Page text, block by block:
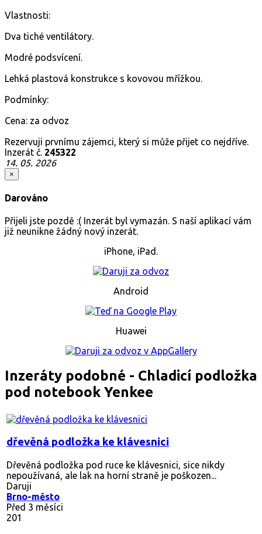
Vlastnosti:
Dva tiché ventilátory.
Modré podsvícení.
Lehká plastová konstrukce s kovovou mřížkou.
Podmínky:
Cena: za odvoz
Rezervuji prvnímu zájemci, který si může přijet co nejdříve.
Inzerát č. 245322
14. 05. 2026
×
Darováno
Přijeli jste pozdě :( Inzerát byl vymazán. S naší aplikací vám
již neunikne žádný nový inzerát.
iPhone, iPad.
Android
Huawei
Inzeráty podobné - Chladicí podložka
pod notebook Yenkee
dřevěná podložka ke klávesnici
Dřevěná podložka pod ruce ke klávesnici, sice nikdy
nepoužívaná, ale lak na horní straně je poškozen...
Daruji
Brno-město
Před 3 měsíci
201